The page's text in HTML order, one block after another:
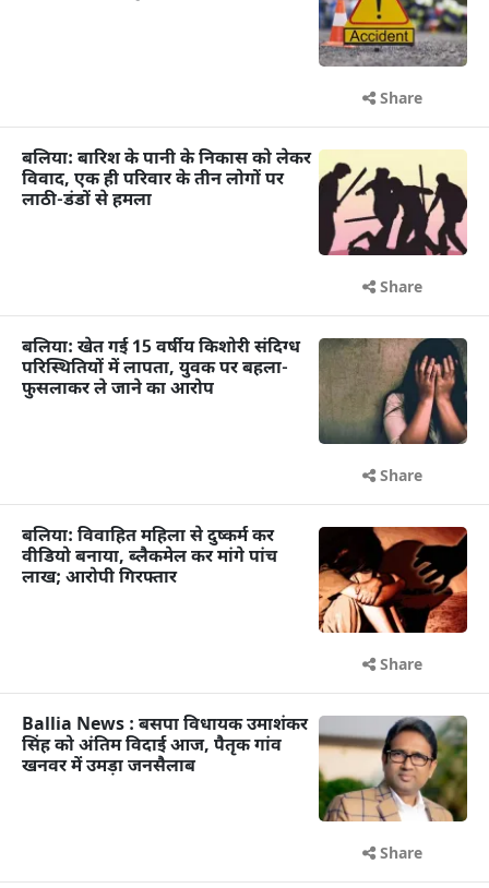
Share
बलिया: बारिश के पानी के निकास को लेकर
विवाद, एक ही परिवार के तीन लोगों पर
लाठी-डंडों से हमला
Share
बलिया: खेत गई 15 वर्षीय किशोरी संदिग्ध
परिस्थितियों में लापता, युवक पर बहला-
फुसलाकर ले जाने का आरोप
Share
बलिया: विवाहित महिला से दुष्कर्म कर
वीडियो बनाया, ब्लैकमेल कर मांगे पांच
लाख; आरोपी गिरफ्तार
Share
Ballia News : बसपा विधायक उमाशंकर
सिंह को अंतिम विदाई आज, पैतृक गांव
खनवर में उमड़ा जनसैलाब
Share